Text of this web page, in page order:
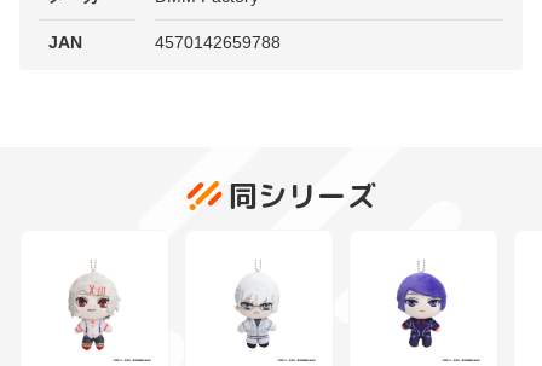
JAN 4570142659788
同シリーズ